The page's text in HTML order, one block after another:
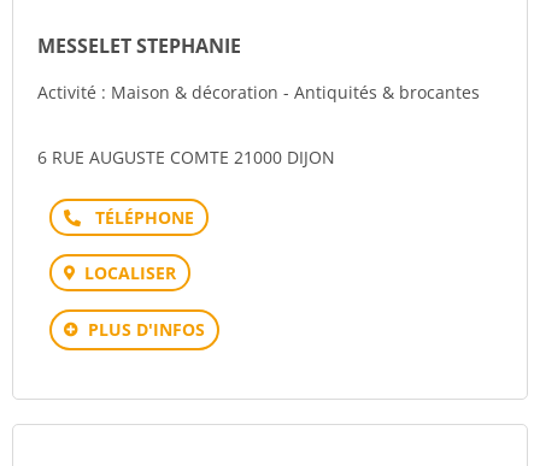
MESSELET STEPHANIE
Activité : Maison & décoration - Antiquités & brocantes
6 RUE AUGUSTE COMTE 21000 DIJON
Téléphone
LOCALISER
PLUS D'INFOS